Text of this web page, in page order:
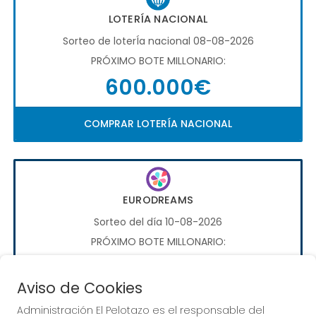
LOTERÍA NACIONAL
Sorteo de loterÍa nacional 08-08-2026
PRÓXIMO BOTE MILLONARIO:
600.000€
COMPRAR LOTERÍA NACIONAL
EURODREAMS
Sorteo del día 10-08-2026
PRÓXIMO BOTE MILLONARIO:
JUGAR EURODREAMS
Aviso de Cookies
Administración El Pelotazo es el responsable del